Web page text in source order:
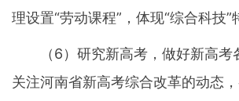
理设置“劳动课程”，体现“综合科技”
（6）研究新高考，做好新高考
关注河南省新高考综合改革的动态